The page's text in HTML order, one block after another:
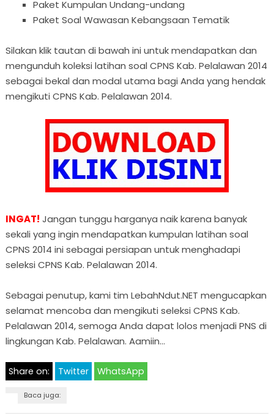
Paket Kumpulan Undang-undang
Paket Soal Wawasan Kebangsaan Tematik
Silakan klik tautan di bawah ini untuk mendapatkan dan
mengunduh koleksi latihan soal CPNS Kab. Pelalawan 2014
sebagai bekal dan modal utama bagi Anda yang hendak
mengikuti CPNS Kab. Pelalawan 2014.
INGAT! Jangan tunggu harganya naik karena banyak
sekali yang ingin mendapatkan kumpulan latihan soal
CPNS 2014 ini sebagai persiapan untuk menghadapi
seleksi CPNS Kab. Pelalawan 2014.
Sebagai penutup, kami tim LebahNdut.NET mengucapkan
selamat mencoba dan mengikuti seleksi CPNS Kab.
Pelalawan 2014, semoga Anda dapat lolos menjadi PNS di
lingkungan Kab. Pelalawan. Aamiin…
Share on: Twitter WhatsApp
Baca juga: